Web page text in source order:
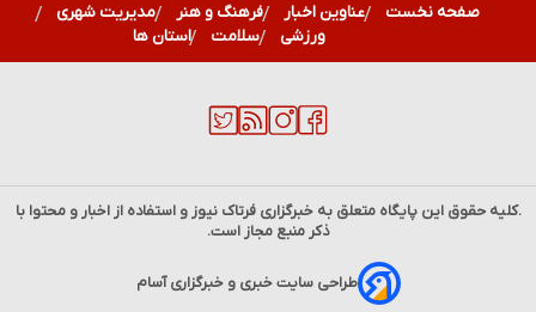
فال ارمنی دوشنبه 19مرداد ماه 1405 | پیام الهه خوشبختی
ارمنی برای فردا شما
صفحه نخست عناوین اخبار فرهنگ و هنر
مدیریت شهری
ورزشی سلامت استان ها
.کلیه حقوق این پایگاه متعلق به خبرگزاریفرتاک نیوز و استفاده از اخبار و محتوا با
ذکر منبع مجاز است.
طراحی سایت خبری و خبرگزاری آسام